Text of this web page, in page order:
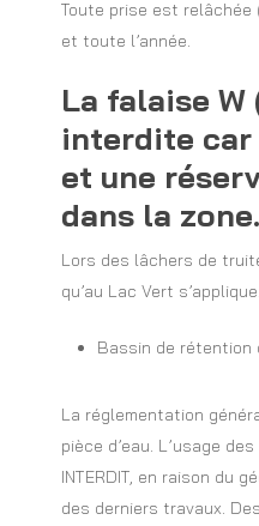
Toute prise est relâchée
et toute l’année.
La falaise
interdite car
et une
dans la zone.
Lors des lâchers de
qu’au Lac Vert s’applique.
Bassin de rétention
La réglementation
pièce d’eau. L’usage
INTERDIT, en raison du
des derniers travaux.